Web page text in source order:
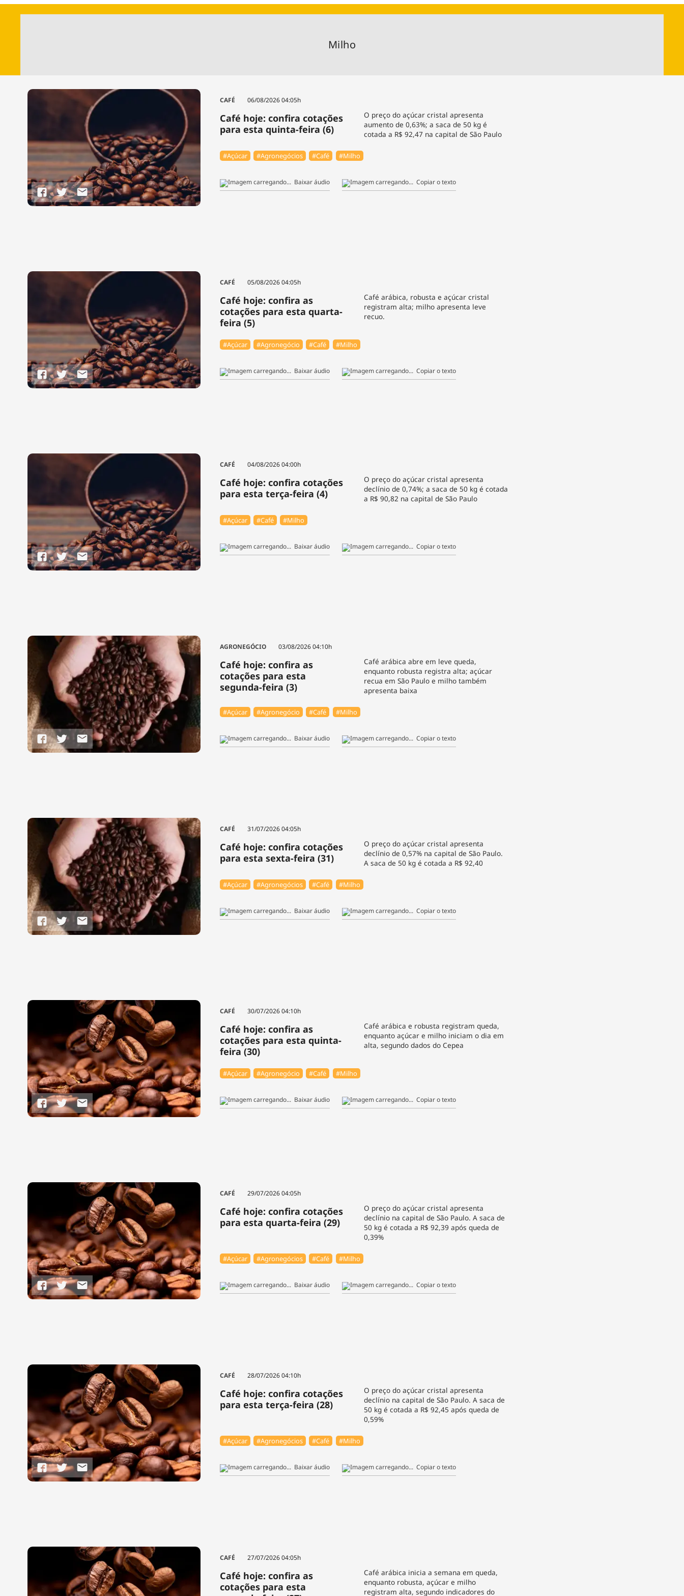
Milho
CAFÉ 06/08/2026 04:05h
Café hoje: confira cotações
para esta quinta-feira (6)
O preço do açúcar cristal apresenta
aumento de 0,63%; a saca de 50 kg é
cotada a R$ 92,47 na capital de São Paulo
#Açúcar #Agronegócios #Café #Milho
Baixar áudio Copiar o texto
CAFÉ 05/08/2026 04:05h
Café hoje: confira as
cotações para esta quarta-
feira (5)
Café arábica, robusta e açúcar cristal
registram alta; milho apresenta leve
recuo.
#Açúcar #Agronegócio #Café #Milho
Baixar áudio Copiar o texto
CAFÉ 04/08/2026 04:00h
Café hoje: confira cotações
para esta terça-feira (4)
O preço do açúcar cristal apresenta
declínio de 0,74%; a saca de 50 kg é cotada
a R$ 90,82 na capital de São Paulo
#Açúcar #Café #Milho
Baixar áudio Copiar o texto
AGRONEGÓCIO 03/08/2026 04:10h
Café hoje: confira as
cotações para esta
segunda-feira (3)
Café arábica abre em leve queda,
enquanto robusta registra alta; açúcar
recua em São Paulo e milho também
apresenta baixa
#Açúcar #Agronegócio #Café #Milho
Baixar áudio Copiar o texto
CAFÉ 31/07/2026 04:05h
Café hoje: confira cotações
para esta sexta-feira (31)
O preço do açúcar cristal apresenta
declínio de 0,57% na capital de São Paulo.
A saca de 50 kg é cotada a R$ 92,40
#Açúcar #Agronegócios #Café #Milho
Baixar áudio Copiar o texto
CAFÉ 30/07/2026 04:10h
Café hoje: confira as
cotações para esta quinta-
feira (30)
Café arábica e robusta registram queda,
enquanto açúcar e milho iniciam o dia em
alta, segundo dados do Cepea
#Açúcar #Agronegócio #Café #Milho
Baixar áudio Copiar o texto
CAFÉ 29/07/2026 04:05h
Café hoje: confira cotações
para esta quarta-feira (29)
O preço do açúcar cristal apresenta
declínio na capital de São Paulo. A saca de
50 kg é cotada a R$ 92,39 após queda de
0,39%
#Açúcar #Agronegócios #Café #Milho
Baixar áudio Copiar o texto
CAFÉ 28/07/2026 04:10h
Café hoje: confira cotações
para esta terça-feira (28)
O preço do açúcar cristal apresenta
declínio na capital de São Paulo. A saca de
50 kg é cotada a R$ 92,45 após queda de
0,59%
#Açúcar #Agronegócios #Café #Milho
Baixar áudio Copiar o texto
CAFÉ 27/07/2026 04:05h
Café hoje: confira as
cotações para esta
Café arábica inicia a semana em queda,
enquanto robusta, açúcar e milho
registram alta, segundo indicadores do